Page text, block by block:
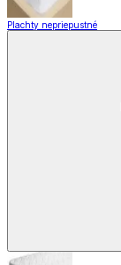
Plachty nepriepustné